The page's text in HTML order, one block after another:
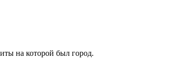
на которой был город.